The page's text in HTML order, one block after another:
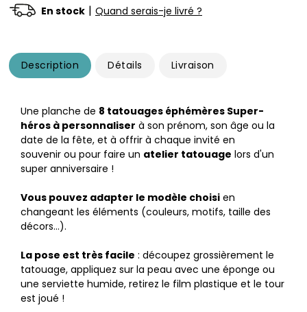
En stock | Quand serais-je livré ?
Description Détails Livraison
Une planche de 8 tatouages éphémères Super-
héros à personnaliser à son prénom, son âge ou la
date de la fête, et à offrir à chaque invité en
souvenir ou pour faire un atelier tatouage lors d'un
super anniversaire !
Vous pouvez adapter le modèle choisi en
changeant les éléments (couleurs, motifs, taille des
décors…).
La pose est très facile : découpez grossièrement le
tatouage, appliquez sur la peau avec une éponge ou
une serviette humide, retirez le film plastique et le tour
est joué !